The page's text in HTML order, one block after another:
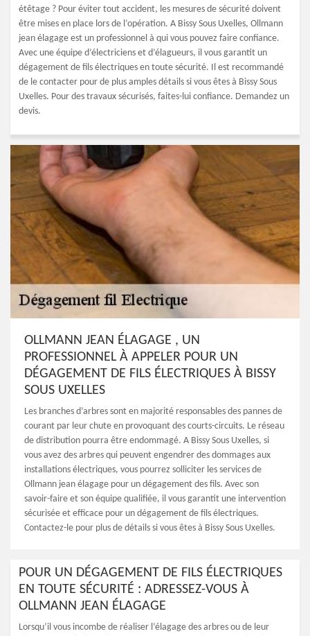
étêtage ? Pour éviter tout accident, les mesures de sécurité doivent
être mises en place lors de l’opération. A Bissy Sous Uxelles, Ollmann
jean élagage est un professionnel à qui vous pouvez faire confiance.
Avec une équipe d’électriciens et d’élagueurs, il vous garantit un
dégagement de fils électriques en toute sécurité. Il est recommandé
de le contacter pour de plus amples détails si vous êtes à Bissy Sous
Uxelles. Pour des travaux sécurisés, faites-lui confiance. Demandez un
devis.
OLLMANN JEAN ÉLAGAGE , UN
PROFESSIONNEL À APPELER POUR UN
DÉGAGEMENT DE FILS ÉLECTRIQUES À BISSY
SOUS UXELLES
Les branches d’arbres sont en majorité responsables des pannes de
courant par leur chute en provoquant des courts-circuits. Le réseau
de distribution pourra être endommagé. A Bissy Sous Uxelles, si
vous avez des arbres qui peuvent engendrer des dommages aux
installations électriques, vous pourrez solliciter les services de
Ollmann jean élagage pour un dégagement des fils. Avec son
savoir-faire et son équipe qualifiée, il vous garantit une intervention
sécurisée et efficace pour un dégagement de fils électriques.
Contactez-le pour plus de détails si vous êtes à Bissy Sous Uxelles.
POUR UN DÉGAGEMENT DE FILS ÉLECTRIQUES
EN TOUTE SÉCURITÉ : ADRESSEZ-VOUS À
OLLMANN JEAN ÉLAGAGE
Lorsqu’il vous incombe de réaliser l’élagage des arbres ou de leur